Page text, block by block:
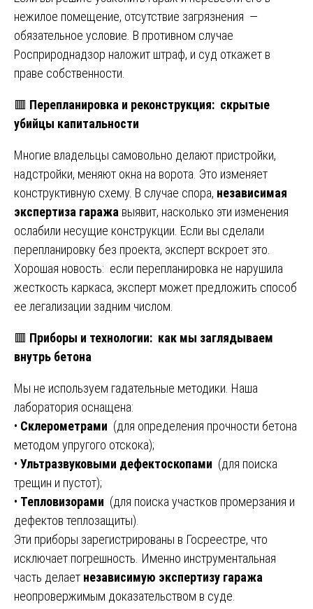
нежилое помещение, отсутствие загрязнения —
обязательное условие. В противном случае
Росприроднадзор наложит штраф, и суд откажет в
праве собственности.
🟥 Перепланировка и реконструкция: скрытые
убийцы капитальности
Многие владельцы самовольно делают пристройки,
надстройки, меняют окна на ворота. Это изменяет
конструктивную схему. В случае спора, независимая
экспертиза гаража выявит, насколько эти изменения
ослабили несущие конструкции. Если вы сделали
перепланировку без проекта, эксперт вскроет это.
Хорошая новость: если перепланировка не нарушила
жесткость каркаса, эксперт может предложить способ
ее легализации задним числом.
🟥 Приборы и технологии: как мы заглядываем
внутрь бетона
Мы не используем гадательные методики. Наша
лаборатория оснащена:
• Склерометрами (для определения прочности бетона
методом упругого отскока);
• Ультразвуковыми дефектоскопами (для поиска
трещин и пустот);
• Тепловизорами (для поиска участков промерзания и
дефектов теплозащиты).
Эти приборы зарегистрированы в Госреестре, что
исключает погрешность. Именно инструментальная
часть делает независимую экспертизу гаража
неопровержимым доказательством в суде.